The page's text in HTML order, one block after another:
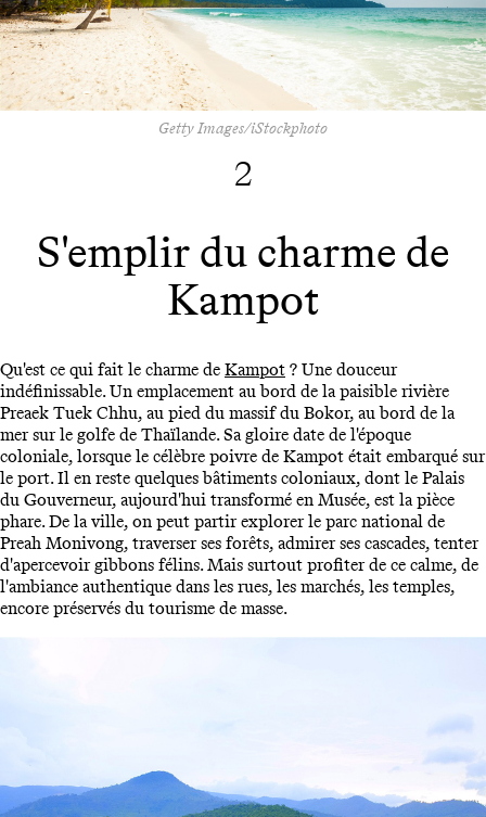
Getty Images/iStockphoto
2
S'emplir du charme de
Kampot
Qu'est ce qui fait le charme de Kampot ? Une douceur
indéfinissable. Un emplacement au bord de la paisible rivière
Preaek Tuek Chhu, au pied du massif du Bokor, au bord de la
mer sur le golfe de Thaïlande. Sa gloire date de l'époque
coloniale, lorsque le célèbre poivre de Kampot était embarqué sur
le port. Il en reste quelques bâtiments coloniaux, dont le Palais
du Gouverneur, aujourd'hui transformé en Musée, est la pièce
phare. De la ville, on peut partir explorer le parc national de
Preah Monivong, traverser ses forêts, admirer ses cascades, tenter
d'apercevoir gibbons félins. Mais surtout profiter de ce calme, de
l'ambiance authentique dans les rues, les marchés, les temples,
encore préservés du tourisme de masse.